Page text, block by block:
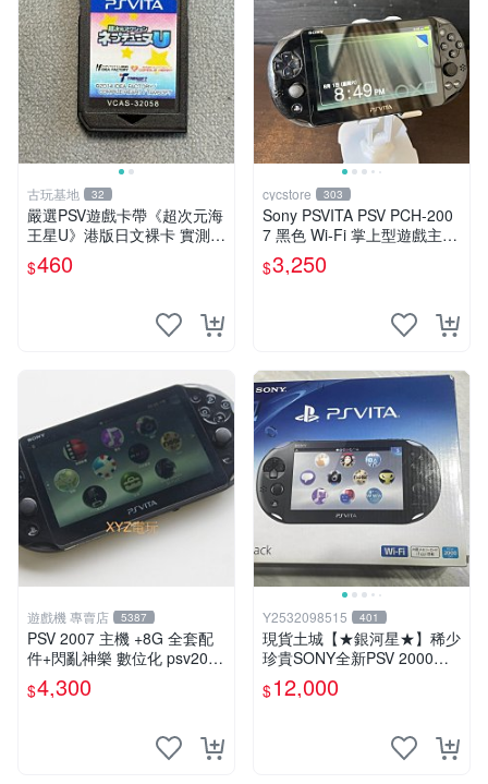
古玩基地 32
嚴選PSV遊戲卡帶《超次元海
王星U》港版日文裸卡 實測暢
玩 索尼專屬 psv psv游戲 psv
游戲卡帶
$460
cycstore 303
Sony PSVITA PSV PCH-200
7 黑色 Wi-Fi 掌上型遊戲主機
輕薄版 OLED後繼機 收藏熱
門
$3,250
遊戲機 專賣店 5387
PSV 2007 主機 +8G 全套配
件+閃亂神樂 數位化 psv2007
主機
$4,300
Y2532098515 401
現貨土城【★銀河星★】稀少
珍貴SONY全新PSV 2000主
機.可轉換中文.全新PSV未使
用
$12,000